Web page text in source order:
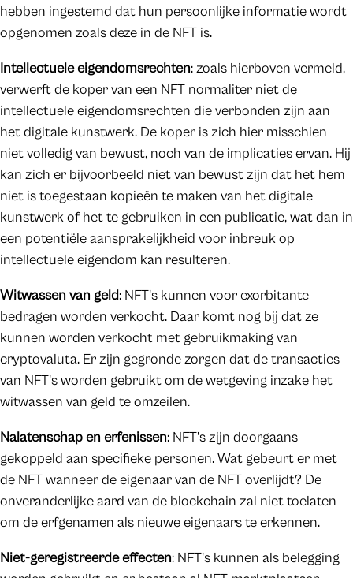
hebben ingestemd dat hun persoonlijke informatie wordt
opgenomen zoals deze in de NFT is.
Intellectuele eigendomsrechten: zoals hierboven vermeld,
verwerft de koper van een NFT normaliter niet de
intellectuele eigendomsrechten die verbonden zijn aan
het digitale kunstwerk. De koper is zich hier misschien
niet volledig van bewust, noch van de implicaties ervan. Hij
kan zich er bijvoorbeeld niet van bewust zijn dat het hem
niet is toegestaan kopieën te maken van het digitale
kunstwerk of het te gebruiken in een publicatie, wat dan in
een potentiële aansprakelijkheid voor inbreuk op
intellectuele eigendom kan resulteren.
Witwassen van geld: NFT's kunnen voor exorbitante
bedragen worden verkocht. Daar komt nog bij dat ze
kunnen worden verkocht met gebruikmaking van
cryptovaluta. Er zijn gegronde zorgen dat de transacties
van NFT's worden gebruikt om de wetgeving inzake het
witwassen van geld te omzeilen.
Nalatenschap en erfenissen: NFT's zijn doorgaans
gekoppeld aan specifieke personen. Wat gebeurt er met
de NFT wanneer de eigenaar van de NFT overlijdt? De
onveranderlijke aard van de blockchain zal niet toelaten
om de erfgenamen als nieuwe eigenaars te erkennen.
Niet-geregistreerde effecten: NFT's kunnen als belegging